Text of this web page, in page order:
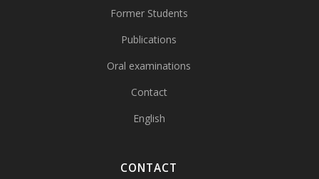
Former Students
Publications
Oral examinations
Contact
English
CONTACT